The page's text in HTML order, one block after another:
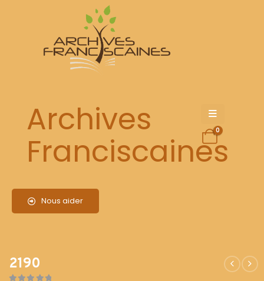
Archives
Franciscaines
Nous aider
0
2190